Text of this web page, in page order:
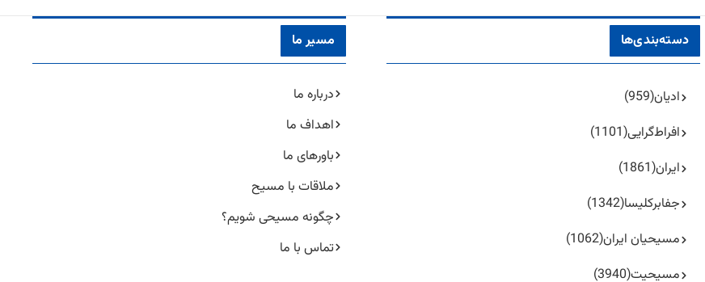
دسته‌بندی‌ها
ادیان(959)
افراط‌گرایی(1101)
ایران(1861)
جفا‌بر‌کلیسا(1342)
مسیحیان ایران(1062)
مسیحیت(3940)
مسیر ما
درباره ما
اهداف ما
باورهای ما
ملاقات با مسیح
چگونه مسیحی شویم؟
تماس با ما